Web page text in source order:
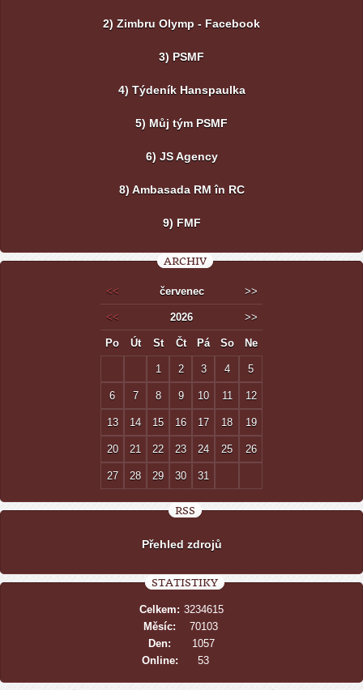
2) Zimbru Olymp - Facebook
3) PSMF
4) Týdeník Hanspaulka
5) Můj tým PSMF
6) JS Agency
8) Ambasada RM în RC
9) FMF
ARCHIV
<< červenec >>
<< 2026 >>
Po Út St Čt Pá So Ne
1 2 3 4 5
6 7 8 9 10 11 12
13 14 15 16 17 18 19
20 21 22 23 24 25 26
27 28 29 30 31
RSS
Přehled zdrojů
STATISTIKY
Online: 53
Celkem: 3234615
Měsíc:
70103
Den:
1057